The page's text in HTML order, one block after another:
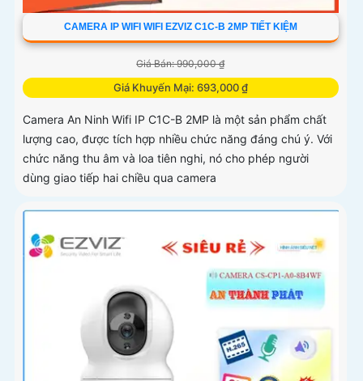
CAMERA IP WIFI WIFI EZVIZ C1C-B 2MP TIẾT KIỆM
Giá Bán: 990,000 ₫
Giá Khuyến Mại: 693,000 ₫
Camera An Ninh Wifi IP C1C-B 2MP là một sản phẩm chất
lượng cao, được tích hợp nhiều chức năng đáng chú ý. Với
chức năng thu âm và loa tiên nghi, nó cho phép người
dùng giao tiếp hai chiều qua camera